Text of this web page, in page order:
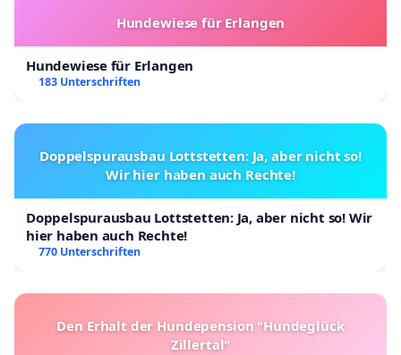
Hundewiese für Erlangen
Hundewiese für Erlangen
183 Unterschriften
Doppelspurausbau Lottstetten: Ja, aber nicht so!
Wir hier haben auch Rechte!
Doppelspurausbau Lottstetten: Ja, aber nicht so! Wir
hier haben auch Rechte!
770 Unterschriften
Den Erhalt der Hundepension "Hundeglück
Zillertal"